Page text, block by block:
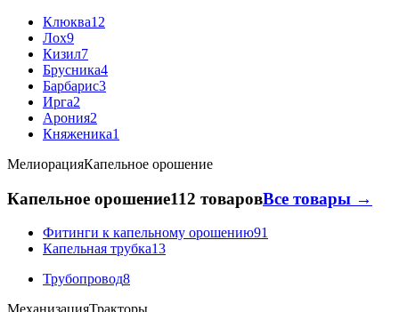
Клюква12
Лох9
Кизил7
Брусника4
Барбарис3
Ирга2
Арония2
Княженика1
МелиорацияКапельное орошение
Капельное орошение112 товаровВсе товары →
Фитинги к капельному орошению91
Капельная трубка13
Трубопровод8